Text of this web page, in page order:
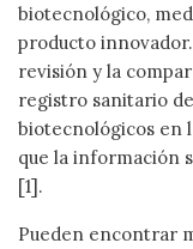
biotecnológico,
producto
revisión y la
registro sanitario
biotecnológicos en
que la información
[1].
Pueden encontrar